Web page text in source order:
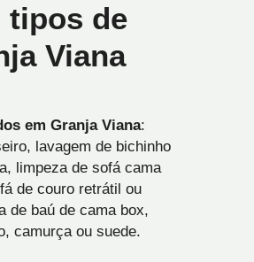
tipos de
Viana
em Granja Viana:
lavagem de bichinho
limpeza de sofá cama
de couro retrátil ou
de baú de cama box,
camurça ou suede.